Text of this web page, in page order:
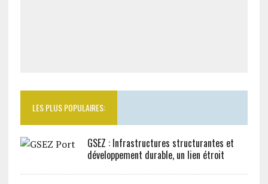
LES PLUS POPULAIRES:
GSEZ : Infrastructures structurantes et
développement durable, un lien étroit